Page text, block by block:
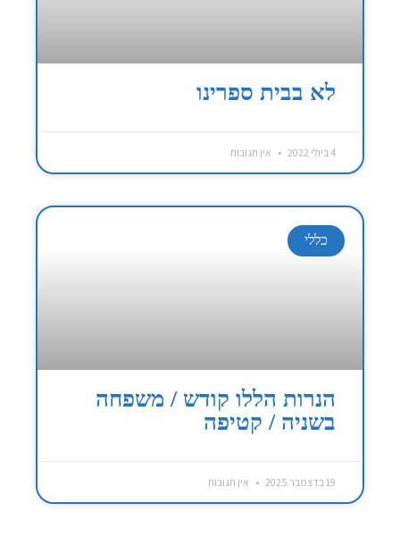
לא בבית ספרינו
4 ביולי 2022 אין תגובות
כללי
הנרות הללו קודש / משפחה
בשניה / קטיפה
19 בדצמבר 2025 אין תגובות